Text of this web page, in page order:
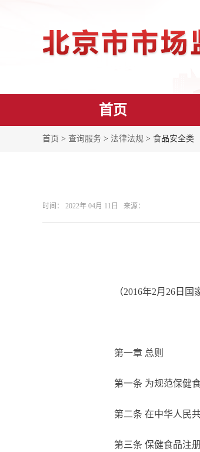
首页
首页 > 查询服务 > 法律法规 > 食品安全类
时间： 2022年 04月 11日 来源：
（2016年2月26日国
第一章 总则
第一条 为规范保健
第二条 在中华人民
第三条 保健食品注